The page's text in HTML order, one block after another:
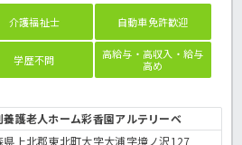
介護福祉士 自動車免許歓迎
学歴不問
高給与・高収入・給与
高め
養護老人ホーム彩香園アルテリーベ
県上北郡東北町大字大浦字境ノ沢127